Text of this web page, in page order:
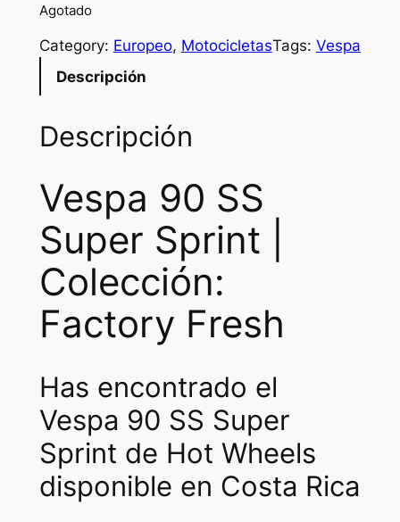
Agotado
Category: Europeo, MotocicletasTags: Vespa
Descripción
Descripción
Vespa 90 SS
Super Sprint |
Colección:
Factory Fresh
Has encontrado el
Vespa 90 SS Super
Sprint de Hot Wheels
disponible en Costa Rica